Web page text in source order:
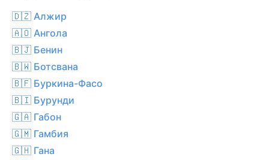
🇩🇿 Алжир
🇦🇴 Ангола
🇧🇯 Бенин
🇧🇼 Ботсвана
🇧🇫 Буркина-Фасо
🇧🇮 Бурунди
🇬🇦 Габон
🇬🇲 Гамбия
🇬🇭 Гана